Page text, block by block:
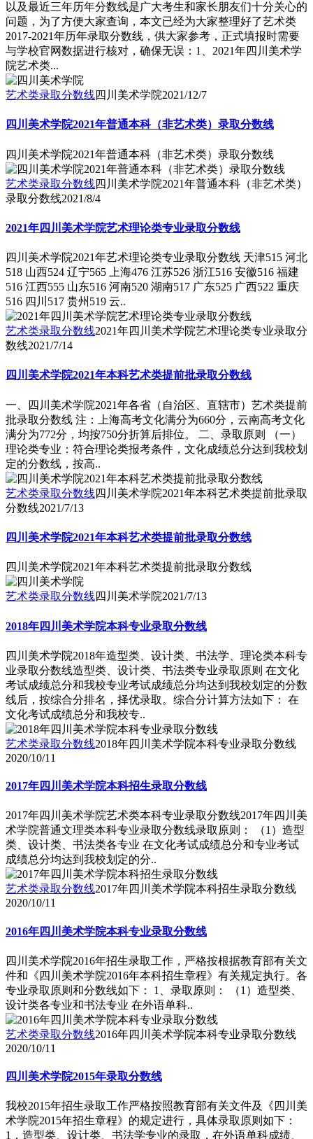
以及最近三年历年分数线是广大考生和家长朋友们十分关心的
问题，为了方便大家查询，本文已经为大家整理好了艺术类
2017-2021年历年录取分数线，供大家参考，正式填报时需要
与学校官网数据进行核对，确保无误：1、2021年四川美术学
院艺术类...
艺术类录取分数线四川美术学院2021/12/7
四川美术学院2021年普通本科（非艺术类）录取分数线
四川美术学院2021年普通本科（非艺术类）录取分数线
艺术类录取分数线四川美术学院2021年普通本科（非艺术类）
录取分数线2021/8/4
2021年四川美术学院艺术理论类专业录取分数线
四川美术学院2021年艺术理论类专业录取分数线 天津515 河北
518 山西524 辽宁565 上海476 江苏526 浙江516 安徽516 福建
516 江西555 山东516 河南520 湖南517 广东525 广西522 重庆
516 四川517 贵州519 云..
艺术类录取分数线2021年四川美术学院艺术理论类专业录取分
数线2021/7/14
四川美术学院2021年本科艺术类提前批录取分数线
一、四川美术学院2021年各省（自治区、直辖市）艺术类提前
批录取分数线 注：上海高考文化满分为660分，云南高考文化
满分为772分，均按750分折算后排位。 二、录取原则 （一）
理论类专业：符合理论类报考条件，文化成绩总分达到我校划
定的分数线，按高..
艺术类录取分数线四川美术学院2021年本科艺术类提前批录取
分数线2021/7/13
四川美术学院2021年本科艺术类提前批录取分数线
四川美术学院2021年本科艺术类提前批录取分数线
艺术类录取分数线四川美术学院2021/7/13
2018年四川美术学院本科专业录取分数线
四川美术学院2018年造型类、设计类、书法学、理论类本科专
业录取分数线造型类、设计类、书法类专业录取原则 在文化
考试成绩总分和我校专业考试成绩总分均达到我校划定的分数
线后，按综合分排名，择优录取。综合分计算方法如下： 在
文化考试成绩总分和我校专..
艺术类录取分数线2018年四川美术学院本科专业录取分数线
2020/10/11
2017年四川美术学院本科招生录取分数线
2017年四川美术学院艺术类本科专业录取分数线2017年四川美
术学院普通文理类本科专业录取分数线录取原则： （1）造型
类、设计类、书法类各专业 在文化考试成绩总分和专业考试
成绩总分均达到我校划定的分..
艺术类录取分数线2017年四川美术学院本科招生录取分数线
2020/10/11
2016年四川美术学院本科专业录取分数线
四川美术学院2016年招生录取工作，严格按根据教育部有关文
件和《四川美术学院2016年本科招生章程》有关规定执行。各
专业录取原则和分数线如下： 1、录取原则： （1）造型类、
设计类各专业和书法专业 在外语单科..
艺术类录取分数线2016年四川美术学院本科专业录取分数线
2020/10/11
四川美术学院2015年录取分数线
我校2015年招生录取工作严格按照教育部有关文件及《四川美
术学院2015年招生章程》的规定进行，具体录取原则如下：
1．造型类、设计类、书法学专业的录取，在外语单科成绩、